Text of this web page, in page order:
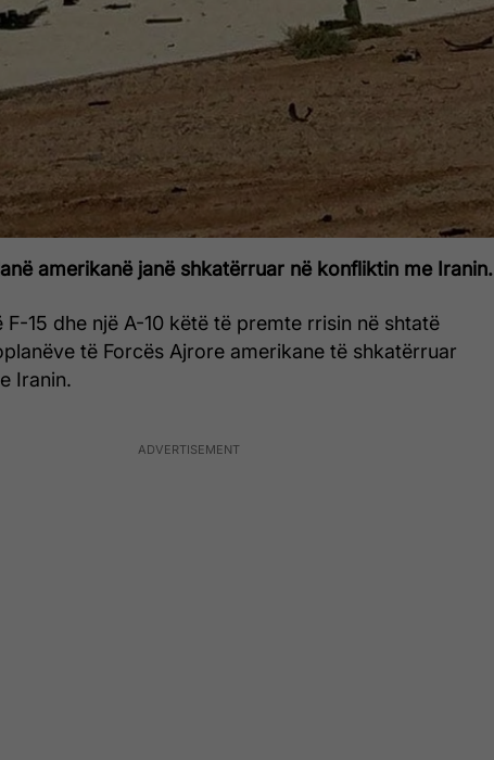
amerikanë janë shkatërruar në konfliktin me Iranin.
F-15 dhe një A-10 këtë të premte rrisin në shtatë
të Forcës Ajrore amerikane të shkatërruar
Iranin.